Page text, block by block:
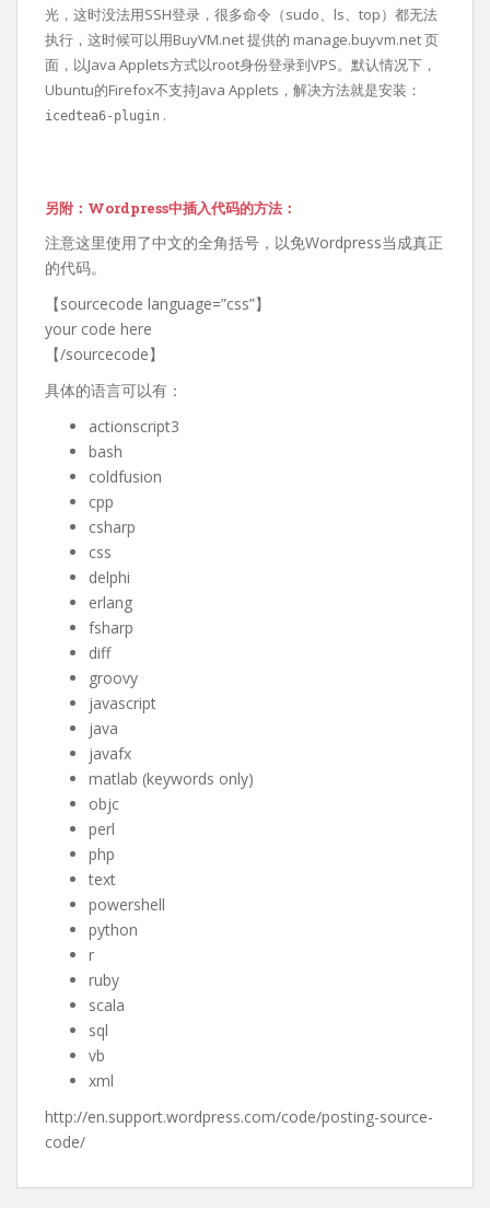
光，这时没法用SSH登录，很多命令（sudo、ls、top）都无法
执行，这时候可以用BuyVM.net 提供的 manage.buyvm.net 页
面，以Java Applets方式以root身份登录到VPS。默认情况下，
Ubuntu的Firefox不支持Java Applets，解决方法就是安装：
icedtea6-plugin .
另附：Wordpress中插入代码的方法：
注意这里使用了中文的全角括号，以免Wordpress当成真正
的代码。
【sourcecode language=”css”】
your code here
【/sourcecode】
具体的语言可以有：
actionscript3
bash
coldfusion
cpp
csharp
css
delphi
erlang
fsharp
diff
groovy
javascript
java
javafx
matlab (keywords only)
objc
perl
php
text
powershell
python
r
ruby
scala
sql
vb
xml
http://en.support.wordpress.com/code/posting-source-
code/